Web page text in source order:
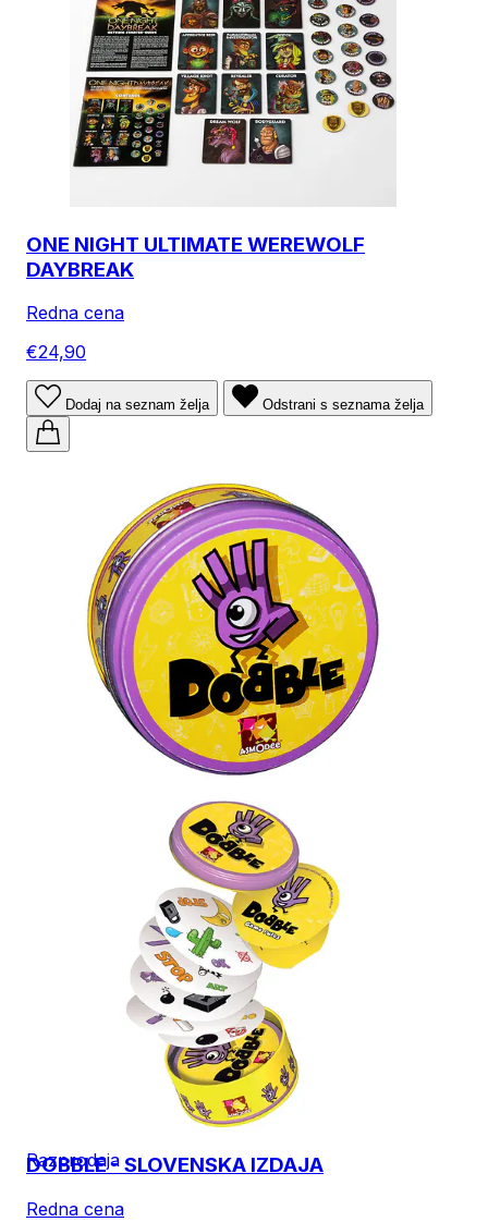
ONE NIGHT ULTIMATE WEREWOLF
DAYBREAK
Redna cena
€24,90
Dodaj na seznam želja Odstrani s seznama želja
Razprodaja
DOBBLE - SLOVENSKA IZDAJA
Redna cena